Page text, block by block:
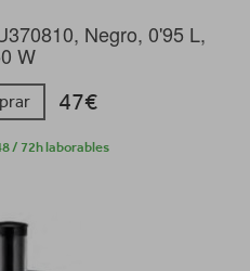
Negro, 0'95 L,
W
47€
/ 72h laborables